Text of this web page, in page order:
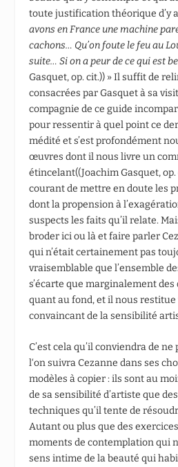
toute justification théorique d’y
avons en France une machine
cachons… Qu’on foute le feu au
suite… Si on a peur de ce qui est
Gasquet, op. cit.)) » Il suffit de
consacrées par Gasquet à sa
compagnie de ce guide
pour ressentir à quel point ce
médité et s’est profondément
œuvres dont il nous livre un
étincelant((Joachim Gasquet, op.
courant de mettre en doute les
dont la propension à
suspects les faits qu’il relate.
broder ici ou là et faire parler
qui n’était certainement pas
vraisemblable que l’ensemble
s’écarte que marginalement
quant au fond, et il nous
convaincant de la sensibilité
C’est cela qu’il conviendra de
l‘on suivra Cezanne dans ses
modèles à copier : ils sont au
de sa sensibilité d’artiste que
techniques qu’il tente de
Autant ou plus que des
moments de contemplation qui
sens intime de la beauté qui